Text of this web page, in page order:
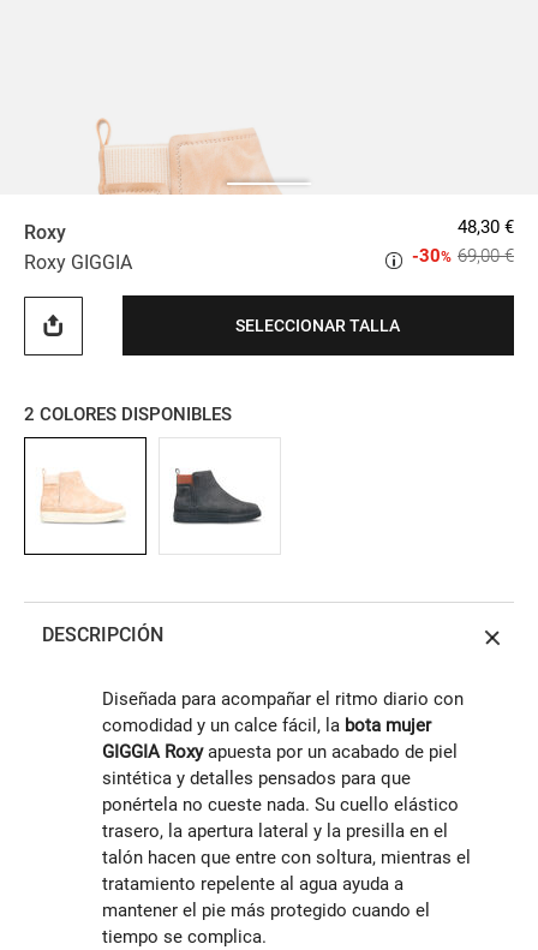
Roxy
Roxy GIGGIA
48,30 €
69,00 €
-30%
SELECCIONAR TALLA
2 COLORES DISPONIBLES
DESCRIPCIÓN
Diseñada para acompañar el ritmo diario con
comodidad y un calce fácil, la bota mujer
GIGGIA Roxyapuesta por un acabado de piel
sintética y detalles pensados para que
ponértela no cueste nada. Su cuello elástico
trasero, la apertura lateral y la presilla en el
talón hacen que entre con soltura, mientras el
tratamiento repelente al agua ayuda a
mantener el pie más protegido cuando el
tiempo se complica.